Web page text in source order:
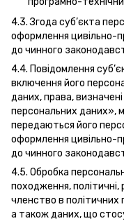
4.3. Згода суб’єкта
оформлення цивільно-
до чинного
4.4. Повідомлення
включення його
даних, права,
персональних даних»,
передаються його
оформлення цивільно-
до чинного
4.5. Обробка
походження, політичні,
членство в політичних
а також даних, що